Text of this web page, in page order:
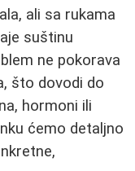
ali sa rukama
suštinu
ne pokorava
što dovodi do
hormoni ili
ćemo detaljno